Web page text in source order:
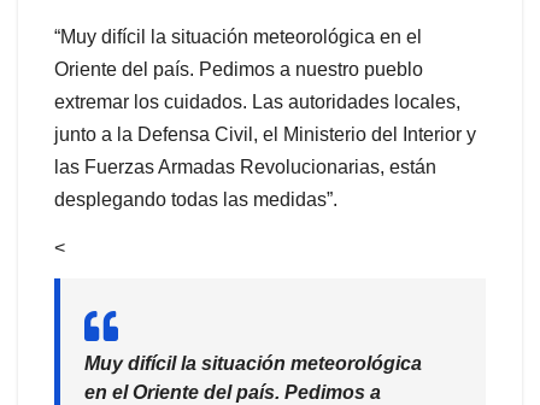
“Muy difícil la situación meteorológica en el
Oriente del país. Pedimos a nuestro pueblo
extremar los cuidados. Las autoridades locales,
junto a la Defensa Civil, el Ministerio del Interior y
las Fuerzas Armadas Revolucionarias, están
desplegando todas las medidas”.
<
Muy difícil la situación meteorológica
en el Oriente del país. Pedimos a